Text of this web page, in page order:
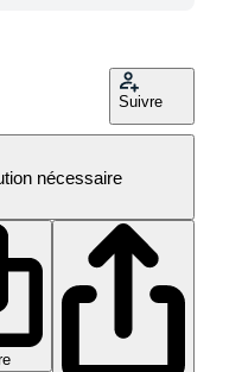
Suivre
nécessaire